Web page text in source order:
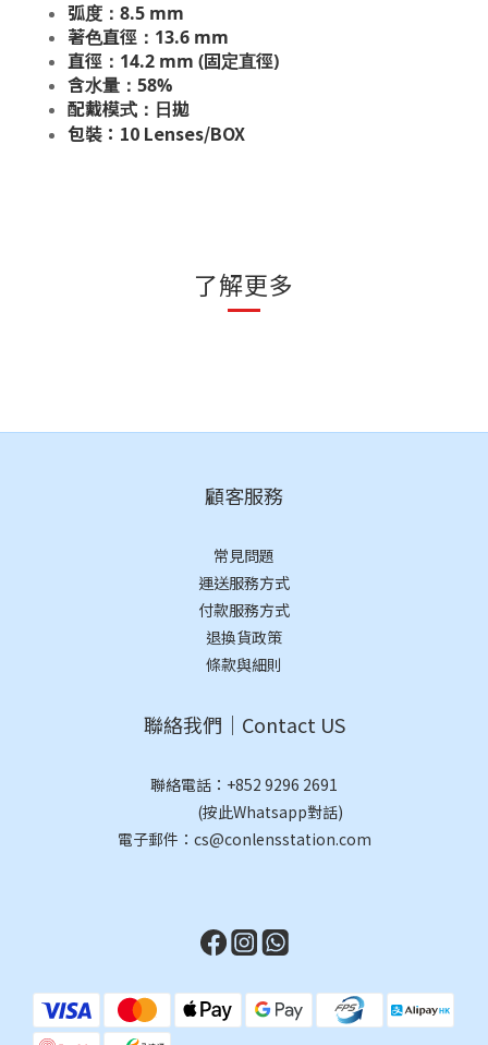
弧度：8.5 mm
著色直徑：13.6 mm
直徑：14.2 mm (固定直徑)
含水量：58%
配戴模式：日拋
包裝：10 Lenses/BOX
了解更多
顧客服務
常見問題
運送服務方式
付款服務方式
退換貨政策
條款與細則
聯絡我們｜Contact US
聯絡電話： +852 9296 2691
(按此Whatsapp對話)
電子郵件：cs@conlensstation.com